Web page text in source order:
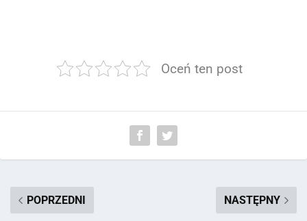
Oceń ten post
POPRZEDNI NASTĘPNY